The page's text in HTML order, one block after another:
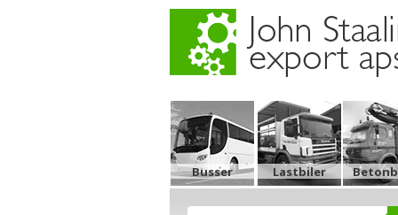
Busser Lastbiler